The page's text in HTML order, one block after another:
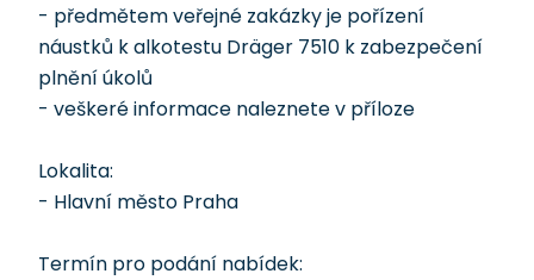
- předmětem veřejné zakázky je pořízení
náustků k alkotestu Dräger 7510 k zabezpečení
plnění úkolů
- veškeré informace naleznete v příloze
Lokalita:
- Hlavní město Praha
Termín pro podání nabídek: